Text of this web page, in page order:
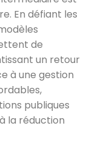
En défiant les
de
un retour
à une gestion
publiques
la réduction